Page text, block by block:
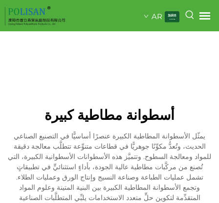
AR
أسطوانة مطاطية كبيرة
يمثّل الأسطوانة المطاطية الكبيرة عنصرًا أساسيًّا في التصنيع الصناعي
الحديث، وتُعدُّ مكوِّنًا جوهريًّا في قطاعات متنوِّعة تتطلَّب معالجة دقيقة
للمواد ومعالجة السطوح. وتتميَّز هذه الأسطوانات الأسطوانية الكبيرة، التي
تُصنع من مركَّبات مطاطية عالية الجودة، بأداءٍ استثنائيٍّ في تطبيقاتٍ
تشمل عمليات الطباعة وصناعة النسيج وإنتاج الورق وعمليات الطلاء.
وتجمع الأسطوانة المطاطية الكبيرة بين البنية المتينة وعلوم المواد
المتقدِّمة لتكوين حلٍّ متعدد الاستخدامات يلبِّي المتطلَّبات الصناعية